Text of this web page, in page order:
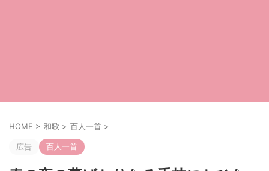
HOME > 和歌 > 百人一首 >
広告 百人一首